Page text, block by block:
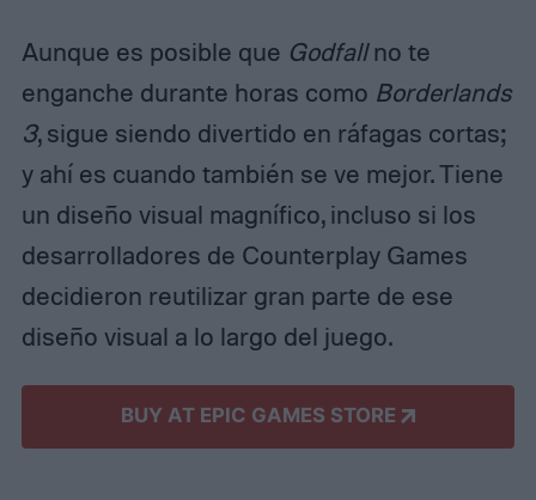
Aunque es posible que Godfallno te
enganche durante horas como Borderlands
3, sigue siendo divertido en ráfagas cortas;
y ahí es cuando también se ve mejor. Tiene
un diseño visual magnífico, incluso si los
desarrolladores de Counterplay Games
decidieron reutilizar gran parte de ese
diseño visual a lo largo del juego.
BUY AT EPIC GAMES STORE